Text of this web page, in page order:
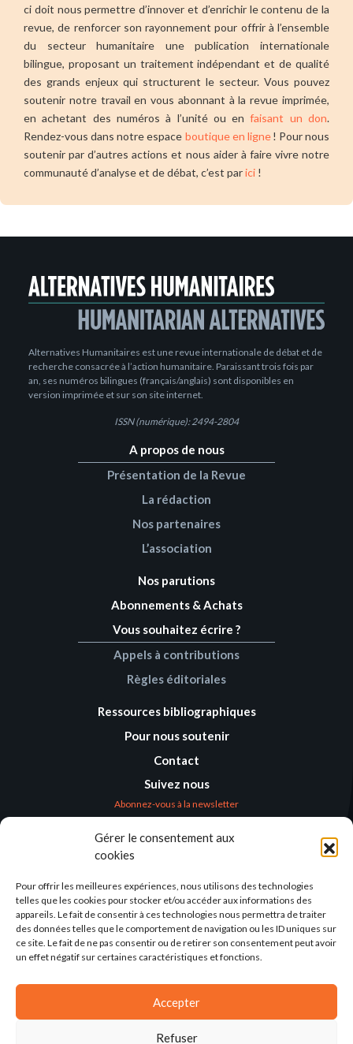
Gérer le consentement aux
cookies
Pour offrir les meilleures expériences, nous utilisons des technologies
telles que les cookies pour stocker et/ou accéder aux informations des
appareils. Le fait de consentir à ces technologies nous permettra de traiter
des données telles que le comportement de navigation ou les ID uniques sur
ce site. Le fait de ne pas consentir ou de retirer son consentement peut avoir
un effet négatif sur certaines caractéristiques et fonctions.
Accepter
Refuser
ci doit nous permettre d’innover et d’enrichir le contenu de la
revue, de renforcer son rayonnement pour offrir à l’ensemble
du secteur humanitaire une publication internationale
bilingue, proposant un traitement indépendant et de qualité
des grands enjeux qui structurent le secteur. Vous pouvez
soutenir notre travail en vous abonnant à la revue imprimée,
en achetant des numéros à l’unité ou enfaisant un don.
Rendez-vous dans notre espace boutique en ligne! Pour nous
soutenir par d’autres actions et nous aider à faire vivre notre
communauté d’analyse et de débat, c’est parici !
Alternatives Humanitaires est une revue internationale de débat et de
recherche consacrée à l’action humanitaire. Paraissant trois fois par
an, ses numéros bilingues (français/anglais) sont disponibles en
version imprimée et sur son site internet.
ISSN (numérique): 2494-2804
A propos de nous
Présentation de la Revue
La rédaction
Nos partenaires
L’association
Nos parutions
Abonnements & Achats
Vous souhaitez écrire ?
Appels à contributions
Règles éditoriales
Ressources bibliographiques
Pour nous soutenir
Contact
Suivez nous
Abonnez-vous à la newsletter
Humanitaires –
Humanitarian
Alternatives
138 avenue des Frères
Lumière – CS 88379